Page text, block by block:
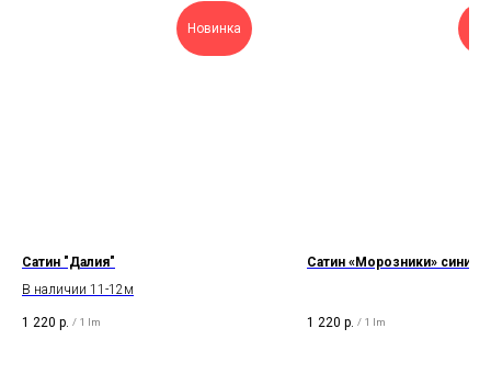
Новинка
Сатин "Далия"
В наличии 11-12м
1 220 р. / 1 lm
Сатин «Морозники» синие
1 220 р. / 1 lm